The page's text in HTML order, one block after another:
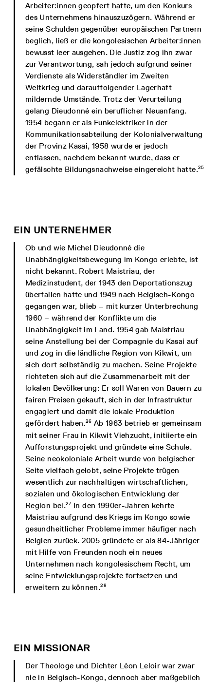
Arbeiter:innen geopfert hatte, um den Konkurs
des Unternehmens hinauszuzögern. Während er
seine Schulden gegenüber europäischen Partnern
beglich, ließ er die kongolesischen Arbeiter:innen
bewusst leer ausgehen. Die Justiz zog ihn zwar
zur Verantwortung, sah jedoch aufgrund seiner
Verdienste als Widerständler im Zweiten
Weltkrieg und darauffolgender Lagerhaft
mildernde Umstände. Trotz der Verurteilung
gelang Dieudonné ein beruflicher Neuanfang.
1954 begann er als Funkelektriker in der
Kommunikationsabteilung der Kolonialverwaltung
der Provinz Kasai, 1958 wurde er jedoch
entlassen, nachdem bekannt wurde, dass er
gefälschte Bildungsnachweise eingereicht hatte.25
EIN UNTERNEHMER
Ob und wie Michel Dieudonné die
Unabhängigkeitsbewegung im Kongo erlebte, ist
nicht bekannt. Robert Maistriau, der
Medizinstudent, der 1943 den Deportationszug
überfallen hatte und 1949 nach Belgisch-Kongo
gegangen war, blieb – mit kurzer Unterbrechung
1960 – während der Konflikte um die
Unabhängigkeit im Land. 1954 gab Maistriau
seine Anstellung bei der Compagnie du Kasai auf
und zog in die ländliche Region von Kikwit, um
sich dort selbständig zu machen. Seine Projekte
richteten sich auf die Zusammenarbeit mit der
lokalen Bevölkerung: Er soll Waren von Bauern zu
fairen Preisen gekauft, sich in der Infrastruktur
engagiert und damit die lokale Produktion
gefördert haben.26 Ab 1963 betrieb er gemeinsam
mit seiner Frau in Kikwit Viehzucht, initiierte ein
Aufforstungsprojekt und gründete eine Schule.
Seine neokoloniale Arbeit wurde von belgischer
Seite vielfach gelobt, seine Projekte trügen
wesentlich zur nachhaltigen wirtschaftlichen,
sozialen und ökologischen Entwicklung der
Region bei.27 In den 1990er-Jahren kehrte
Maistriau aufgrund des Kriegs im Kongo sowie
gesundheitlicher Probleme immer häufiger nach
Belgien zurück. 2005 gründete er als 84-Jähriger
mit Hilfe von Freunden noch ein neues
Unternehmen nach kongolesischem Recht, um
seine Entwicklungsprojekte fortsetzen und
erweitern zu können.28
EIN MISSIONAR
Der Theologe und Dichter Léon Leloir war zwar
nie in Belgisch-Kongo, dennoch aber maßgeblich